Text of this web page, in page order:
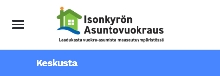
Keskusta